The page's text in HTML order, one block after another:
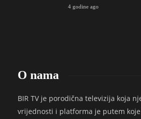
4 godine ago
O nama
BIR TV je porodična televizija koja
vrijednosti i platforma je putem